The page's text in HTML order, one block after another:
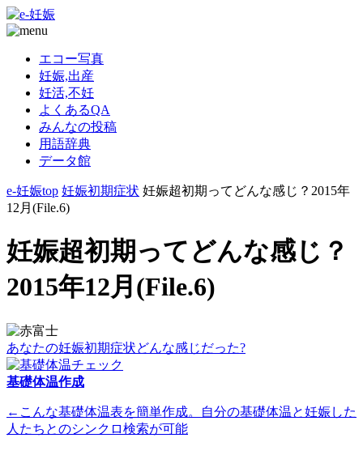
エコー写真
妊娠,出産
妊活,不妊
よくあるQA
みんなの投稿
用語辞典
データ館
e-妊娠top 妊娠初期症状 妊娠超初期ってどんな感じ？2015年
12月(File.6)
妊娠超初期ってどんな感じ？
2015年12月(File.6)
あなたの妊娠初期症状どんな感じだった?
基礎体温作成
←こんな基礎体温表を簡単作成。自分の基礎体温と妊娠した
人たちとのシンクロ検索が可能